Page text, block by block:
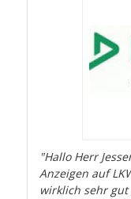
"Hallo Herr
Anzeigen auf
wirklich sehr